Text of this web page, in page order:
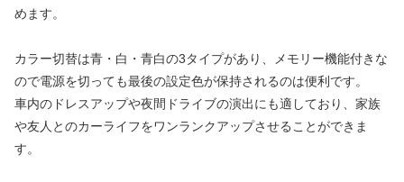
めます。
カラー切替は青・白・青白の3タイプがあり、メモリー機能付きな
ので電源を切っても最後の設定色が保持されるのは便利です。
車内のドレスアップや夜間ドライブの演出にも適しており、家族
や友人とのカーライフをワンランクアップさせることができま
す。